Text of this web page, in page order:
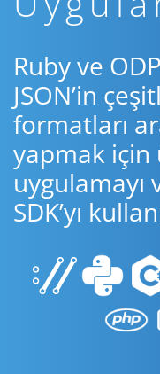
Ruby ve
JSON’in
formatları
yapmak için
uygulamayı
SDK’yı